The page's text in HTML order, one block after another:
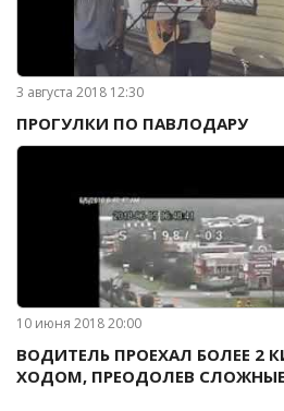
3 августа 2018 12:30
ПРОГУЛКИ ПО ПАВЛОДАРУ
10 июня 2018 20:00
ВОДИТЕЛЬ ПРОЕХАЛ БОЛЕЕ 2
ХОДОМ, ПРЕОДОЛЕВ